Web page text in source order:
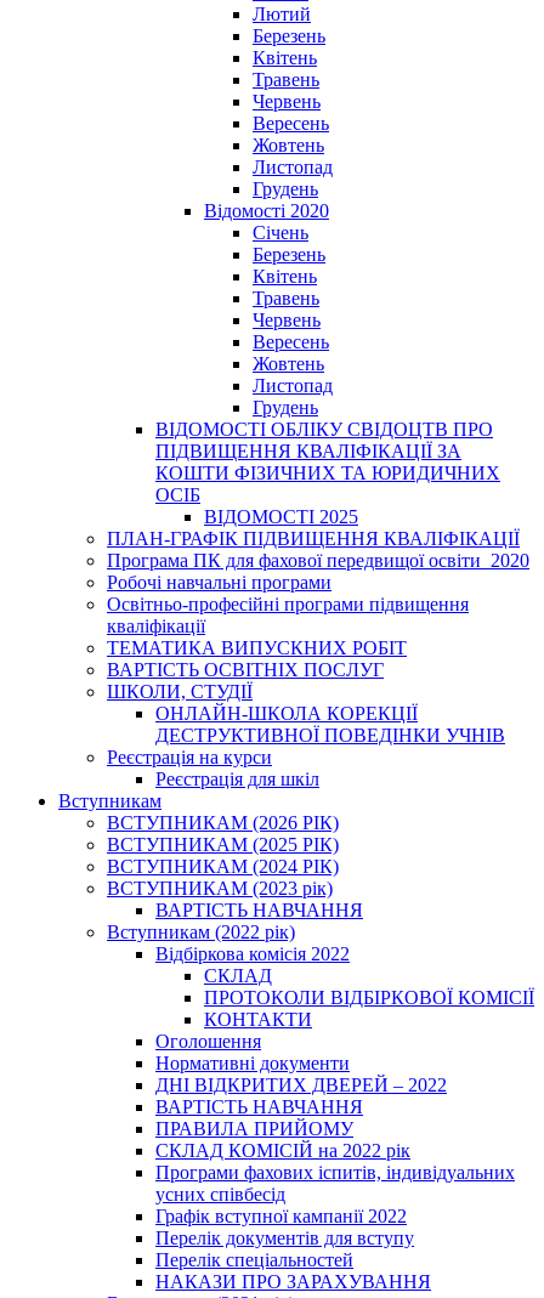
Лютий
Березень
Квітень
Травень
Червень
Вересень
Жовтень
Листопад
Грудень
Відомості 2020
Січень
Березень
Квітень
Травень
Червень
Вересень
Жовтень
Листопад
Грудень
ВІДОМОСТІ ОБЛІКУ СВІДОЦТВ ПРО
ПІДВИЩЕННЯ КВАЛІФІКАЦІЇ ЗА
КОШТИ ФІЗИЧНИХ ТА ЮРИДИЧНИХ
ОСІБ
ВІДОМОСТІ 2025
ПЛАН-ГРАФІК ПІДВИЩЕННЯ КВАЛІФІКАЦІЇ
Програма ПК для фахової передвищої освіти_2020
Робочі навчальні програми
Освітньо-професійні програми підвищення
кваліфікації
ТЕМАТИКА ВИПУСКНИХ РОБІТ
ВАРТІСТЬ ОСВІТНІХ ПОСЛУГ
ШКОЛИ, СТУДІЇ
ОНЛАЙН-ШКОЛА КОРЕКЦІЇ
ДЕСТРУКТИВНОЇ ПОВЕДІНКИ УЧНІВ
Реєстрація на курси
Реєстрація для шкіл
Вступникам
ВСТУПНИКАМ (2026 РІК)
ВСТУПНИКАМ (2025 РІК)
ВСТУПНИКАМ (2024 РІК)
ВСТУПНИКАМ (2023 рік)
ВАРТІСТЬ НАВЧАННЯ
Вступникам (2022 рік)
Відбіркова комісія 2022
СКЛАД
ПРОТОКОЛИ ВІДБІРКОВОЇ КОМІСІЇ
КОНТАКТИ
Оголошення
Нормативні документи
ДНІ ВІДКРИТИХ ДВЕРЕЙ – 2022
ВАРТІСТЬ НАВЧАННЯ
ПРАВИЛА ПРИЙОМУ
СКЛАД КОМІСІЙ на 2022 рік
Програми фахових іспитів, індивідуальних
усних співбесід
Графік вступної кампанії 2022
Перелік документів для вступу
Перелік спеціальностей
НАКАЗИ ПРО ЗАРАХУВАННЯ